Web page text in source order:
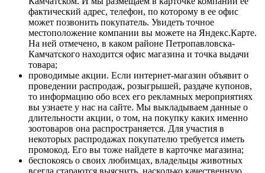
фактический адрес, телефон, по которому в ее офис
может позвонить покупатель. Увидеть точное
местоположение компании вы можете на Яндекс.Карте.
На ней отмечено, в каком районе Петропавловска-
Камчатского находится офис магазина и точка выдачи
товара;
проводимые акции. Если интернет-магазин объявит о
проведении распродаж, розыгрышей, раздаче купонов,
то информацию обо всех его рекламных мероприятиях
вы узнаете у нас на сайте. Мы выкладываем данные о
длительности акции, о том, на покупку каких именно
зоотоваров она распространяется. Для участия в
некоторых распродажах покупателю требуется иметь
промокод. Его вы тоже найдете в карточке магазина;
беспокоясь о своих любимцах, владельцы животных
всегда стараются выяснить, насколько качественную